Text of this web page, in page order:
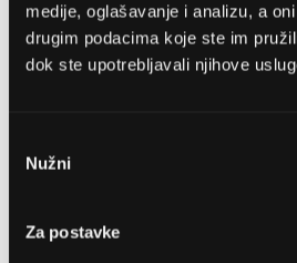
medije, oglašavanje i analizu, a
drugim podacima koje ste im
dok ste upotrebljavali njihove
pristanka
Nužni
Za postavke
OPTIKA NJEGO,